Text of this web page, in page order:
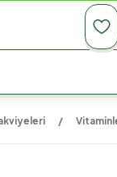
990 TL Üzeri Ücretsiz